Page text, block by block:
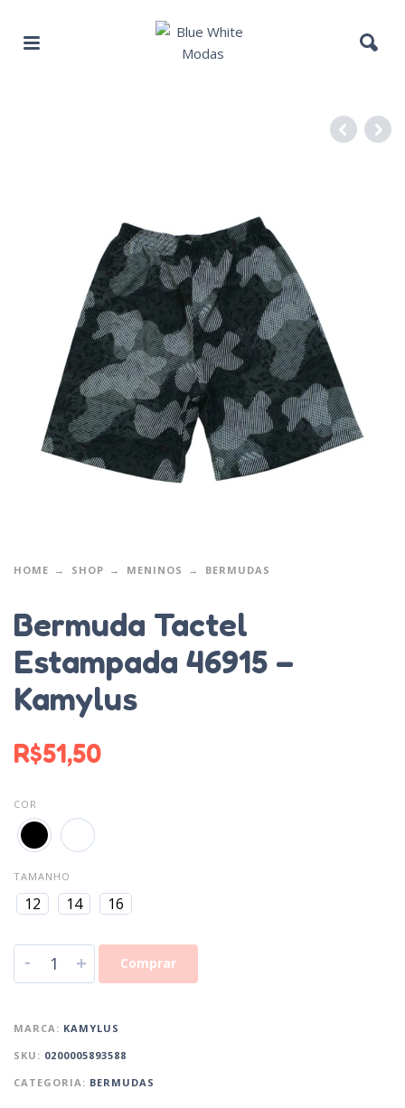
HOME SHOP MENINOS BERMUDAS
Bermuda Tactel
Estampada 46915 –
Kamylus
R$51,50
COR
TAMANHO
12 14 16
- + Comprar
MARCA: KAMYLUS
SKU: 0200005893588
CATEGORIA: BERMUDAS